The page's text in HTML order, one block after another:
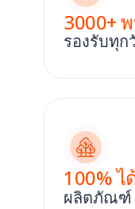
3000+
รองรับทุก
100% ไ
ผลิตภัณฑ์